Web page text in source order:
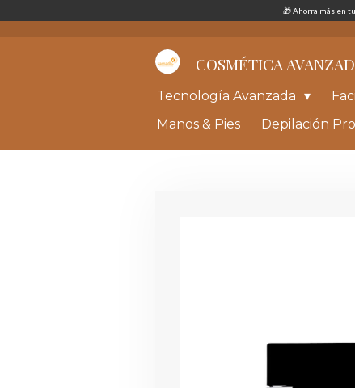
🎁 Ahorra más en
COSMÉTICA
Tecnología Avanzada
Manos & Pies
Depilación